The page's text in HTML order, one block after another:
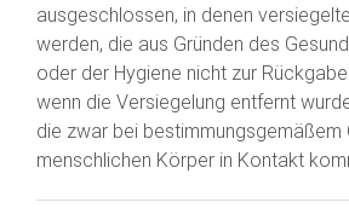
ausgeschlossen, in denen
werden, die aus Gründen des
oder der Hygiene nicht zur
wenn die Versiegelung entfernt
die zwar bei bestimmungsgemäßem
menschlichen Körper in Kontakt